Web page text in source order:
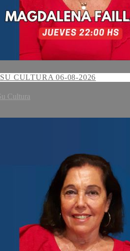
CULTURA 06-08-2026
Cultura